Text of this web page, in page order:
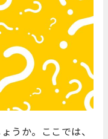
うか。ここでは、